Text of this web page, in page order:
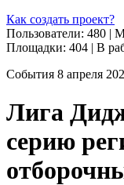
Как создать проект?
Пользователи: 480 |
Площадки: 404 | В
События 8 апреля
Лига
серию